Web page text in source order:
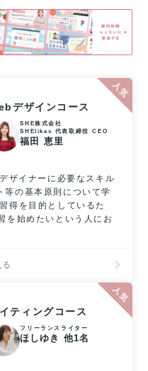
デザインコース
SHE株式会社
SHElikes 代表取締役 CEO
福田 恵里
ザイナーに必要なスキル
等の基本原則について学
得を目的としているた
を始めたいという人にお
る
ティングコース
フリーランスライター
ほしゆき 他1名